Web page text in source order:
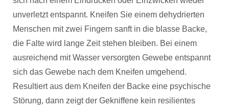
unverletzt entspannt. Kneifen Sie einem dehydrierten
Menschen mit zwei Fingern sanft in die blasse Backe,
die Falte wird lange Zeit stehen bleiben. Bei einem
ausreichend mit Wasser versorgten Gewebe entspannt
sich das Gewebe nach dem Kneifen umgehend.
Resultiert aus dem Kneifen der Backe eine psychische
Störung, dann zeigt der Gekniffene kein resilientes